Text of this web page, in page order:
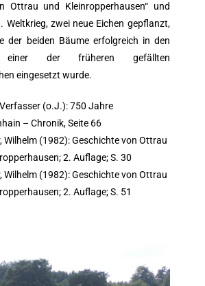
Ottrau und Kleinropperhausen“ und
Weltkrieg, zwei neue Eichen gepflanzt,
der beiden Bäume erfolgreich in den
einer der früheren gefällten
eingesetzt wurde.
(o.J.): 750 Jahre
– Chronik, Seite 66
Wilhelm (1982): Geschichte von Ottrau
2. Auflage; S. 30
Wilhelm (1982): Geschichte von Ottrau
2. Auflage; S. 51